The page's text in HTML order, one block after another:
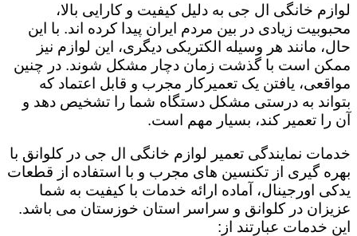
لوازم خانگی ال جی به دلیل کیفیت و کارایی بالا،
محبوبیت زیادی در بین مردم ایران پیدا کرده اند. با این
حال، مانند هر وسیله الکتریکی دیگری، این لوازم نیز
ممکن است با گذشت زمان دچار مشکل شوند. در چنین
مواقعی، یافتن یک تعمیرکار مجرب و قابل اعتماد که
بتواند به درستی مشکل دستگاه شما را تشخیص دهد و
آن را تعمیر کند، بسیار مهم است.
خدمات نمایندگی تعمیر لوازم خانگی ال جی در کلوانق با
بهره گیری از تکنسین های مجرب و با استفاده از قطعات
یدکی اورجینال، آماده ارائه خدمات با کیفیت به شما
عزیزان در کلوانق و سراسر استان خوزستان می باشد.
این خدمات عبارتند از: